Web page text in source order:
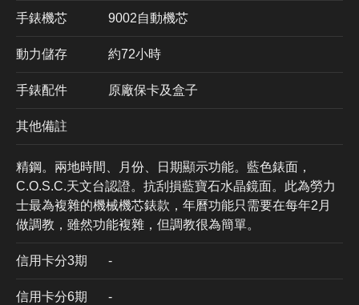
手錶機芯 ​9002自動機芯
動力儲存 約72小時
手錶配件 原廠保卡及盒子
其他備註
精鋼。兩地時間、月份、日期顯示功能。藍色錶面，
C.O.S.C.天文台認證。抗刮損藍寶石水晶鏡面。此為勞力
士最為複雜的機械機芯錶款，年曆功能只需要在每年2月
做調教，雖然功能複雜，但調教很為簡單。
信用卡分3期 ​-
信用卡分6期 -